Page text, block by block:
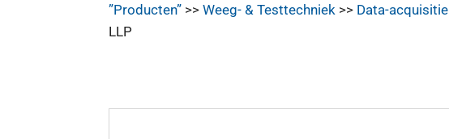
”Producten” >>Weeg- & Testtechniek >> Data-acquisitie
LLP